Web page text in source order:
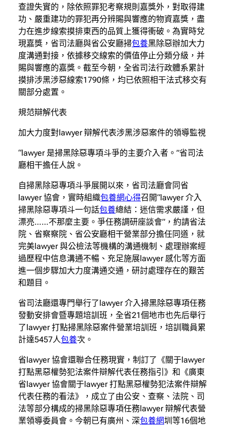
查證失實的，除依照罪犯考察規則嘉獎外，對取得建
功、嚴重建功的罪犯再分辨賜與響應的物資嘉獎，盡
力在進步線索摸排東西的品質上獲得衝破。為實時兌
現嘉獎，省司法廳與省公安廳掃包養黑除惡辦加大力
度溝通對接，依據移交線索的價值停止分類分級，并
賜與響應的嘉獎。截至今朝，全省司法行政體系累計
摸排涉黑涉惡線索1790條，均已依照相干法式移交有
關部分處置。
規范辯解代表
加大力度對lawyer 辯解代表涉黑涉惡案件的領導監視
“lawyer 是掃黑除惡專項斗爭的主要介入者。”省司法
廳相干擔任人說。
自掃黑除惡專項斗爭展開以來，省司法廳會同省
lawyer 協會，實時組織包養網心得召開“lawyer 介入
掃黑除惡專項斗一句話包養總結：迷信需求嚴謹，但
漂亮……不那麼主要。爭任務調研座談會”，約請省法
院、省察察院、省公安廳相干營業部分擔任同道，就
完美lawyer 與公檢法等機構的溝通機制、處理辦案經
過歷程中信息溝通不暢、充足施展lawyer 感化等方面
進一個步驟加大力度溝通交通，研討處理存在的艱苦
和題目。
省司法廳還專門舉行了lawyer 介入掃黑除惡專項任務
發動安排會暨專題培訓班，全省21個地市也先后舉行
了lawyer 打點掃黑除惡案件營業培訓班，培訓職員累
計達5457人包養次。
省lawyer 協會還聯合任務現實，制訂了《關于lawyer
打點黑惡權勢犯法案件辯解代表任務指引》和《廣東
省lawyer 協會關于lawyer 打點黑惡權勢犯法案件辯解
代表任務的看法》，成立了由公安、查察、法院、司
法等部分構成的掃黑除惡專項任務lawyer 辯解代表營
業領導委員會。今朝已有廣州、深包養網圳等16個地